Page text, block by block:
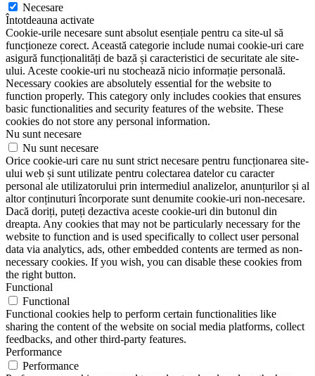
Necesare
Întotdeauna activate
Cookie-urile necesare sunt absolut esențiale pentru ca site-ul să
funcționeze corect. Această categorie include numai cookie-uri care
asigură funcționalități de bază și caracteristici de securitate ale site-
ului. Aceste cookie-uri nu stochează nicio informație personală.
Necessary cookies are absolutely essential for the website to
function properly. This category only includes cookies that ensures
basic functionalities and security features of the website. These
cookies do not store any personal information.
Nu sunt necesare
Nu sunt necesare
Orice cookie-uri care nu sunt strict necesare pentru funcționarea site-
ului web și sunt utilizate pentru colectarea datelor cu caracter
personal ale utilizatorului prin intermediul analizelor, anunțurilor și al
altor conținuturi încorporate sunt denumite cookie-uri non-necesare.
Dacă doriți, puteți dezactiva aceste cookie-uri din butonul din
dreapta. Any cookies that may not be particularly necessary for the
website to function and is used specifically to collect user personal
data via analytics, ads, other embedded contents are termed as non-
necessary cookies. If you wish, you can disable these cookies from
the right button.
Functional
Functional
Functional cookies help to perform certain functionalities like
sharing the content of the website on social media platforms, collect
feedbacks, and other third-party features.
Performance
Performance